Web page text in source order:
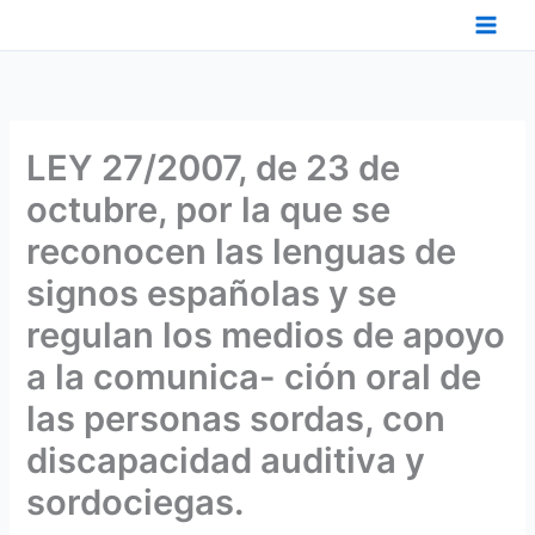
LEY 27/2007, de 23 de
octubre, por la que se
reconocen las lenguas de
signos españolas y se
regulan los medios de apoyo
a la comunica- ción oral de
las personas sordas, con
discapacidad auditiva y
sordociegas.